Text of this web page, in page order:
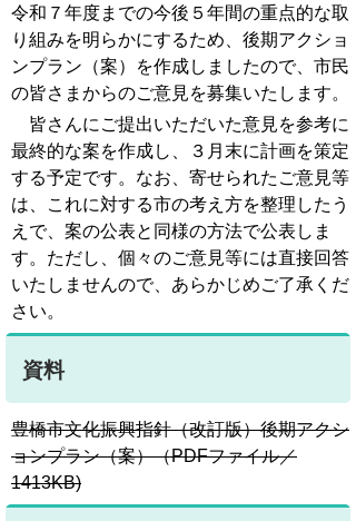
令和７年度までの今後５年間の重点的な取
り組みを明らかにするため、後期アクショ
ンプラン（案）を作成しましたので、市民
の皆さまからのご意見を募集いたします。
皆さんにご提出いただいた意見を参考に
最終的な案を作成し、３月末に計画を策定
する予定です。なお、寄せられたご意見等
は、これに対する市の考え方を整理したう
えで、案の公表と同様の方法で公表しま
す。ただし、個々のご意見等には直接回答
いたしませんので、あらかじめご了承くだ
さい。
資料
豊橋市文化振興指針（改訂版）後期アクシ
ョンプラン（案）（PDFファイル／
1413KB)